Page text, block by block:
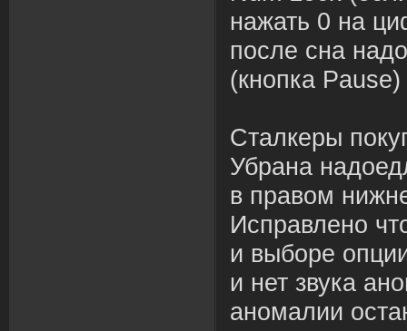
нажать 0 на
после сна
(кнопка Pause)
Сталкеры
Убрана
в правом
Исправлено
и выборе
и нет звука
аномалии